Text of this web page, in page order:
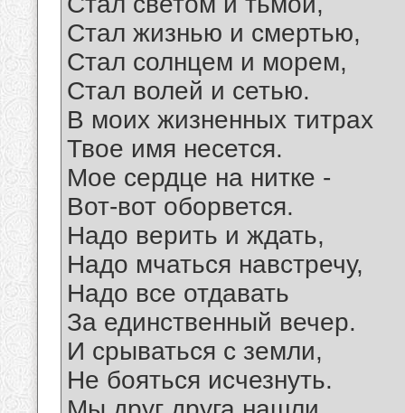
Стал жизнью и смертью,
Стал солнцем и морем,
Стал волей и сетью.
В моих жизненных титрах
Твое имя несется.
Мое сердце на нитке -
Вот-вот оборвется.
Надо верить и ждать,
Надо мчаться навстречу,
Надо все отдавать
За единственный вечер.
И срываться с земли,
Не бояться исчезнуть.